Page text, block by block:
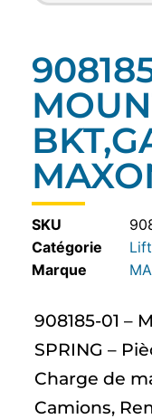
SKU
Catégorie
908185-01 –
SPRING –
Charge de
Camions,